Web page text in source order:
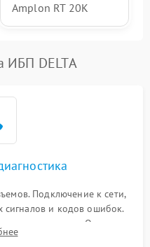
Amplon RT 20K
ИБП DELTA
Подключение к сети,
сигналов и кодов ошибок.
напряжения. Оценка
питания без